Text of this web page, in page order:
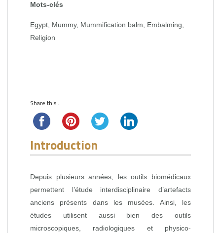
Mots-clés
Egypt, Mummy, Mummification balm, Embalming,
Religion
Share this...
Introduction
Depuis plusieurs années, les outils biomédicaux
permettent l’étude interdisciplinaire d’artefacts
anciens présents dans les musées. Ainsi, les
études utilisent aussi bien des outils
microscopiques, radiologiques et physico-